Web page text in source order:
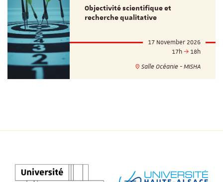
Objectivité scientifique et
recherche qualitative
17 November 2026
17h
18h
Salle Océanie - MISHA